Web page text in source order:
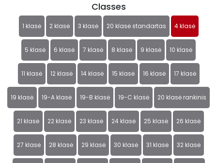
Classes
1 klasė 2 klasė 3 klasė 20 klasė standartas 4 klasė
5 klasė 6 klasė 7 klasė 8 klasė 9 klasė 10 klasė
11 klasė 12 klasė 14 klasė 15 klasė 16 klasė 17 klasė
19 klasė 19-A klasė 19-B klasė 19-C klasė 20 klasė rankinis
21 klasė 22 klasė 23 klasė 24 klasė 25 klasė 26 klasė
27 klasė 28 klasė 29 klasė 30 klasė 31 klasė 32 klasė